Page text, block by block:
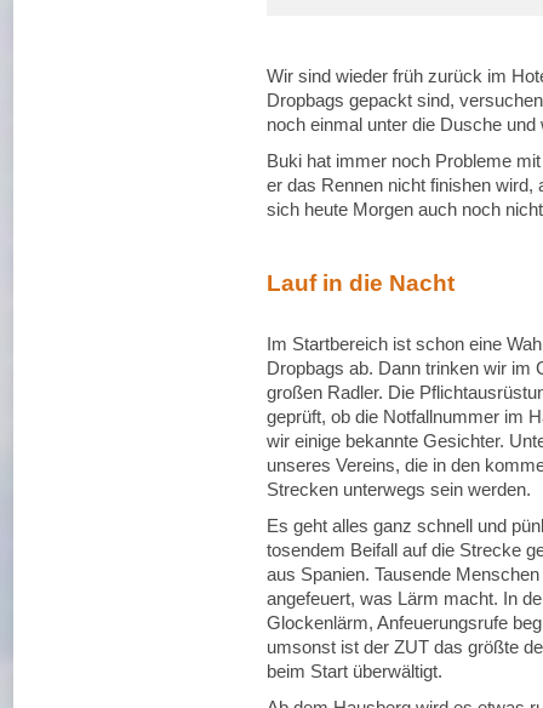
Wir sind wieder früh zurück im
Dropbags gepackt sind,
noch einmal unter die Dusche
Buki hat immer noch Probleme
er das Rennen nicht finishen
sich heute Morgen auch noch
Lauf in die Nacht
Im Startbereich ist schon eine
Dropbags ab. Dann trinken wir im
großen Radler. Die
geprüft, ob die Notfallnummer im
wir einige bekannte Gesichter.
unseres Vereins, die in den
Strecken unterwegs sein werden.
Es geht alles ganz schnell und
tosendem Beifall auf die Strecke
aus Spanien. Tausende
angefeuert, was Lärm macht. In
Glockenlärm, Anfeuerungsrufe
umsonst ist der ZUT das größte
beim Start überwältigt.